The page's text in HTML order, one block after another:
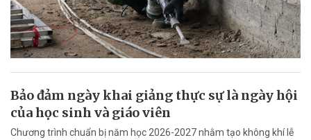
Bảo đảm ngày khai giảng thực sự là ngày hội
của học sinh và giáo viên
Chương trình chuẩn bị năm học 2026-2027 nhằm tạo không khí lễ